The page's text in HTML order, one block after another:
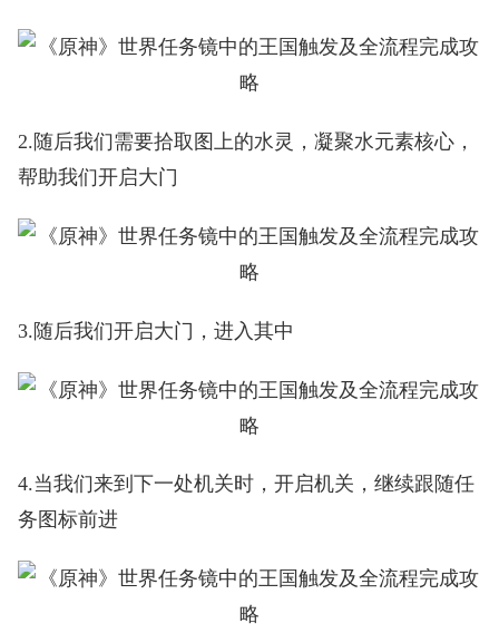
2.随后我们需要拾取图上的水灵，凝聚水元素核心，
帮助我们开启大门
3.随后我们开启大门，进入其中
4.当我们来到下一处机关时，开启机关，继续跟随任
务图标前进